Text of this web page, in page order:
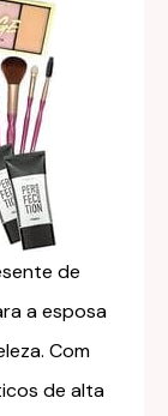
de
a esposa
Com
de alta